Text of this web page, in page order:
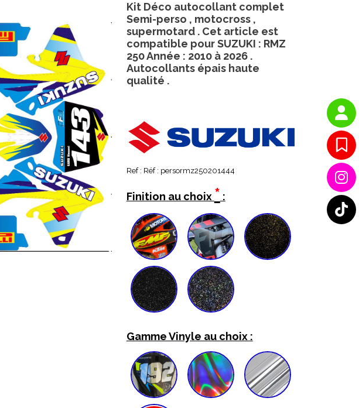
Ref : Réf : persormz250201444
Finition au choix * :
Gamme Vinyle au choix :
Kit Déco autocollant complet
Semi-perso , motocross ,
supermotard . Cet article est
compatible pour SUZUKI : RMZ
250 Année : 2010 à 2026 .
Autocollants épais haute
qualité .